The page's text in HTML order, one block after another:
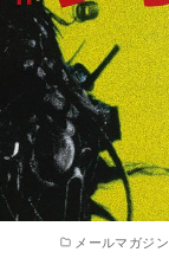
メールマガジン